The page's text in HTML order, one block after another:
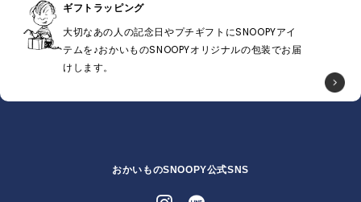
ギフトラッピング
大切なあの人の記念日やプチギフトにSNOOPYアイ
テムを♪おかいものSNOOPYオリジナルの包装でお届
けします。
おかいものSNOOPY公式SNS